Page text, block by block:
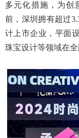
多元化措施，为创
前，深圳拥有超过
计上市企业，平面
珠宝设计等领域在